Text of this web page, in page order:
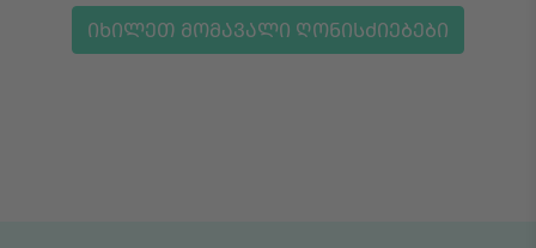
ᲘᲮᲘᲚᲔᲗ ᲛᲝᲛᲐᲕᲐᲚᲘ ᲦᲝᲜᲘᲡᲫᲘᲔᲑᲔᲑᲘ